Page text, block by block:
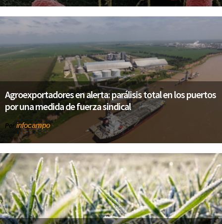
Agroexportadores en alerta: parálisis total en los puertos
por una medida de fuerza sindical
Por infocampo